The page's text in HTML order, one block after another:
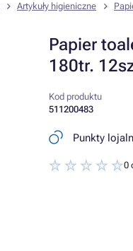
Artykuły higieniczne
Papier
180tr.
Kod produktu
511200483
Punkty
0